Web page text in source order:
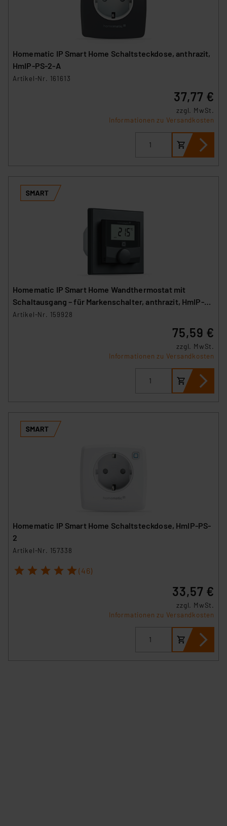
Homematic IP Smart Home Schaltsteckdose, anthrazit,
HmIP-PS-2-A
Artikel-Nr. 161613
37,77 €
zzgl. MwSt.
Informationen zu Versandkosten
Homematic IP Smart Home Wandthermostat mit
Schaltausgang – für Markenschalter, anthrazit, HmIP-
BWTH-A
Artikel-Nr. 159928
75,59 €
zzgl. MwSt.
Informationen zu Versandkosten
Homematic IP Smart Home Schaltsteckdose, HmIP-PS-
2
Artikel-Nr. 157338
1 2 3 4 5 (46)
33,57 €
zzgl. MwSt.
Informationen zu Versandkosten